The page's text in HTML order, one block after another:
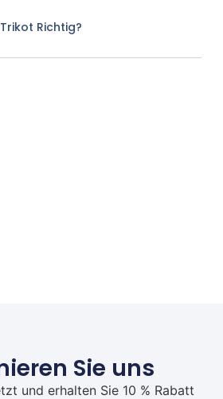
Richtig?
Sie uns
und erhalten Sie 10 % Rabatt